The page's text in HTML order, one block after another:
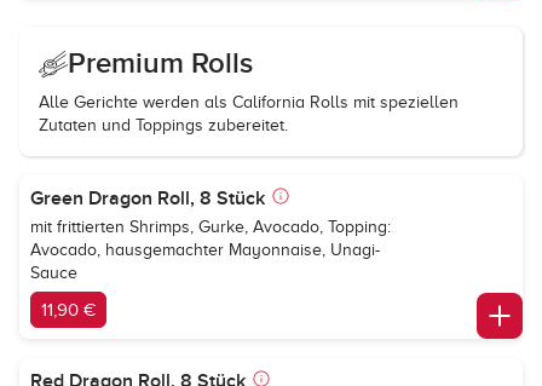
Premium Rolls
Alle Gerichte werden als California Rolls mit speziellen
Zutaten und Toppings zubereitet.
Green Dragon Roll, 8 Stück
mit frittierten Shrimps, Gurke, Avocado, Topping:
Avocado, hausgemachter Mayonnaise, Unagi-
Sauce
11,90 €
Red Dragon Roll, 8 Stück